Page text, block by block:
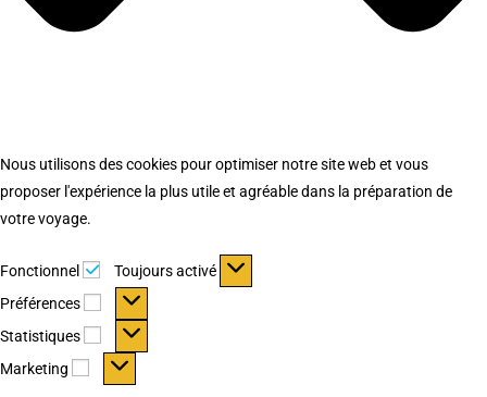
Nous utilisons des cookies pour optimiser notre site web et vous
proposer l'expérience la plus utile et agréable dans la préparation de
votre voyage.
Fonctionnel Fonctionnel
Toujours activé
Préférences
Préférences
Statistiques Statistiques
Marketing Marketing